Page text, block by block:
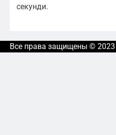
секунди.
Все права защищены ©